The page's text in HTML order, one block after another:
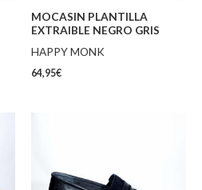
MOCASIN PLANTILLA
EXTRAIBLE NEGRO GRIS
HAPPY MONK
64,95€